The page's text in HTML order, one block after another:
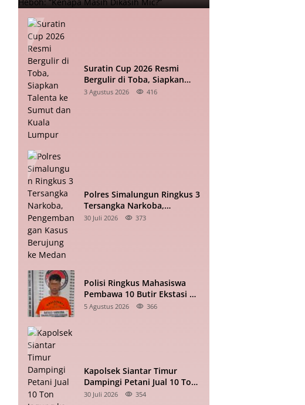
Suratin Cup 2026 Resmi
Bergulir di Toba, Siapkan
Talenta ke Sumut dan Kuala
3 Agustus 2026 416
Polres Simalungun Ringkus 3
Tersangka Narkoba,
Pengembangan Kasus
30 Juli 2026 373
Polisi Ringkus Mahasiswa
Pembawa 10 Butir Ekstasi di
Pematangsiantar
5 Agustus 2026 366
Kapolsek Siantar Timur
Dampingi Petani Jual 10 Ton
Jagung ke Bulog, Cek
30 Juli 2026 354